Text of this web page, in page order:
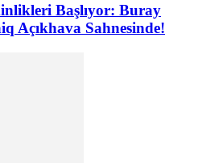
Başlıyor: Buray
Açıkhava Sahnesinde!